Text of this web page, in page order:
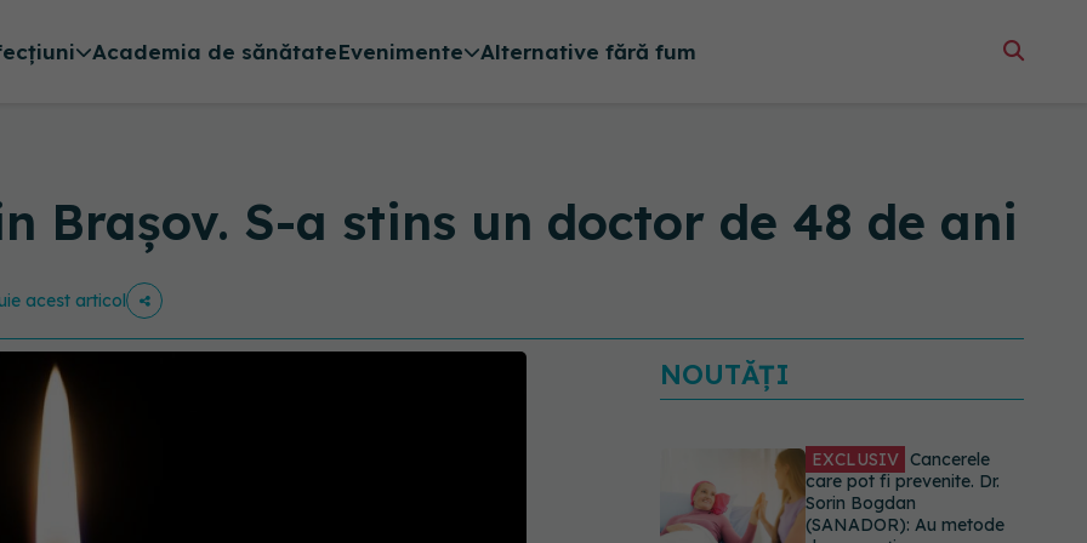
Academia de sănătateEvenimente Alternative fără fum
Brașov. S-a stins un doctor de 48 de ani
acest articol
NOUTĂȚI
EXCLUSIV Cancerele
care pot fi prevenite. Dr.
Sorin Bogdan
(SANADOR): Au metode